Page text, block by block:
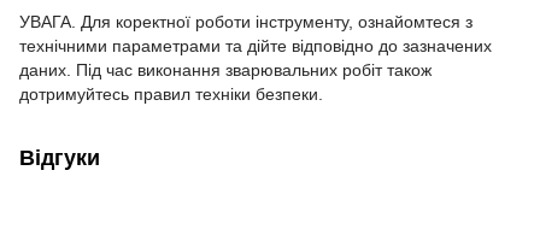
УВАГА. Для коректної роботи інструменту, ознайомтеся з
технічними параметрами та дійте відповідно до зазначених
даних. Під час виконання зварювальних робіт також
дотримуйтесь правил техніки безпеки.
Відгуки